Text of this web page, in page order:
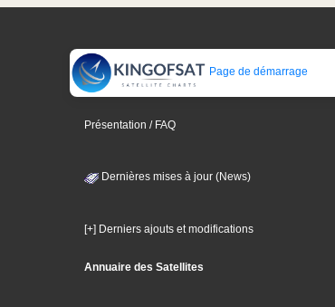
Page de démarrage
Présentation / FAQ
Dernières mises à jour (News)
[+] Derniers ajouts et modifications
Annuaire des Satellites